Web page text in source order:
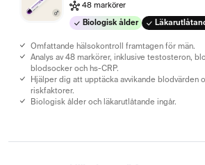
48 markörer
Biologisk ålder
Omfattande hälsokontroll framtagen för män.
Analys av 48 markörer, inklusive testosteron,
blodsocker och hs-CRP.
Hjälper dig att upptäcka avvikande blodvärden
riskfaktorer.
Biologisk ålder och läkarutlåtande ingår.